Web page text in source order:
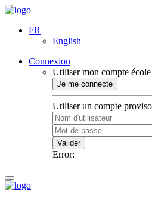
FR
English
Connexion
Utiliser mon compte école
Je me connecte
Utiliser un compte
Valider
Error: